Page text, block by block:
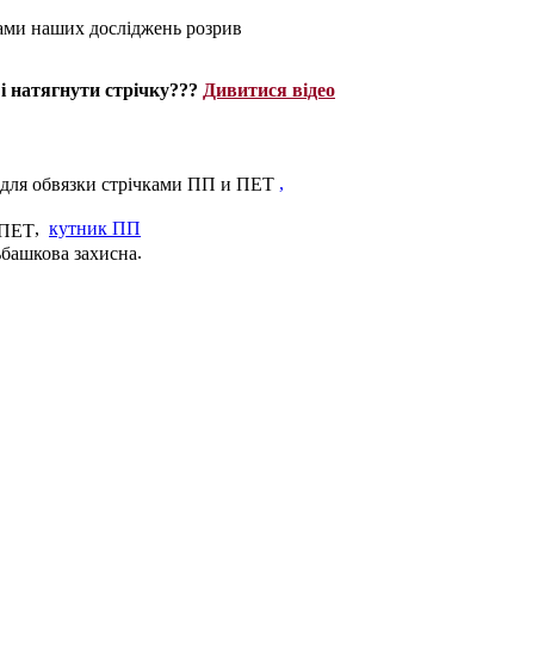
наших досліджень розрив
натягнути стрічку??? Дивитися відео
,
, кутник ПП
.